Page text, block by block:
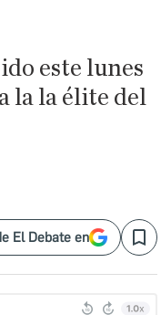
este lunes
la la élite del
El Debate en Save